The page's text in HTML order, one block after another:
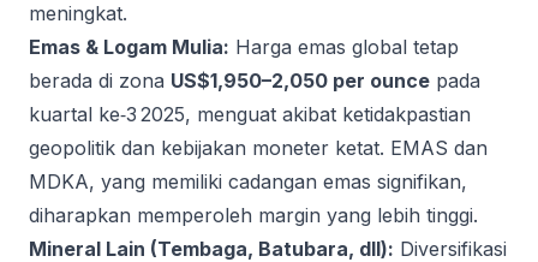
meningkat.
Emas & Logam Mulia: Harga emas global tetap
berada di zona US$1,950–2,050 per ounce pada
kuartal ke‑3 2025, menguat akibat ketidakpastian
geopolitik dan kebijakan moneter ketat. EMAS dan
MDKA, yang memiliki cadangan emas signifikan,
diharapkan memperoleh margin yang lebih tinggi.
Mineral Lain (Tembaga, Batubara, dll): Diversifikasi